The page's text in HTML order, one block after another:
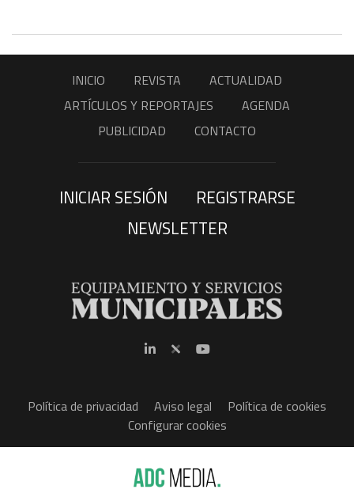
INICIO REVISTA
ACTUALIDAD
ARTÍCULOS Y REPORTAJES
AGENDA
PUBLICIDAD
CONTACTO
INICIAR SESIÓN
REGISTRARSE
NEWSLETTER
Política de privacidad Aviso legal
Política de cookies
Configurar cookies